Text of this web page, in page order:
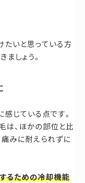
たいと思っている方
ましょう。
じている点です。
は、ほかの部位と比
痛みに耐えられずに
るための冷却機能